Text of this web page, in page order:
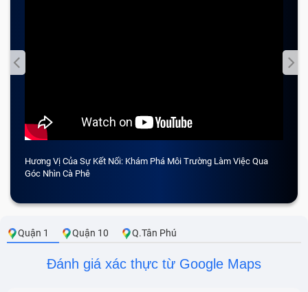
Hương Vị Của Sự Kết Nối: Khám Phá Môi Trường Làm Việc Qua
Góc Nhìn Cà Phê
Quận 1 Quận 10 Q.Tân Phú
Đánh giá xác thực từ Google Maps